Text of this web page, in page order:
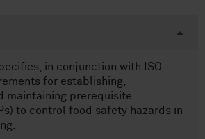
in conjunction with ISO
for establishing,
maintaining prerequisite
to control food safety hazards in